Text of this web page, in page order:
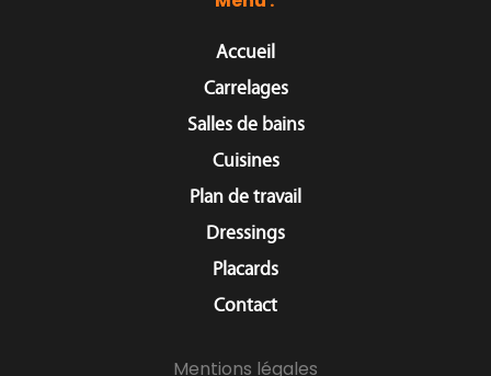
Accueil
Carrelages
Salles de bains
Cuisines
Plan de travail
Dressings
Placards
Contact
Mentions légales